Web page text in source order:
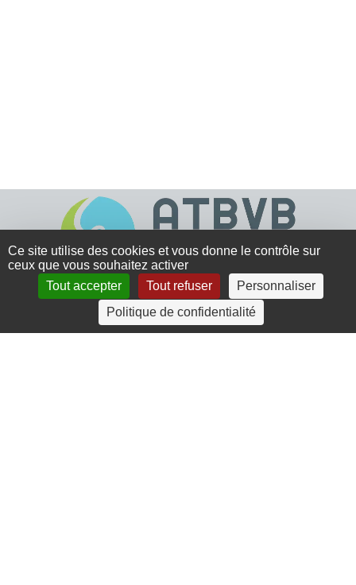
4 rue Crec’h-Ugen
22810 Belle Isle en Terre
Ce site utilise des cookies et vous donne le contrôle sur
ceux que vous souhaitez activer
Tout accepter
Tout refuser
Personnaliser
Politique de confidentialité